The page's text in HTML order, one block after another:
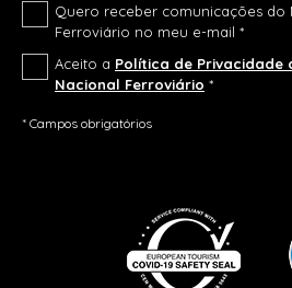
Quero receber comunicações do
Ferroviário no meu e-mail *
Aceito a Política de Privacidade
Nacional Ferroviário *
* Campos obrigatórios